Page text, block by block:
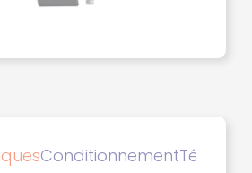
Conditionnement